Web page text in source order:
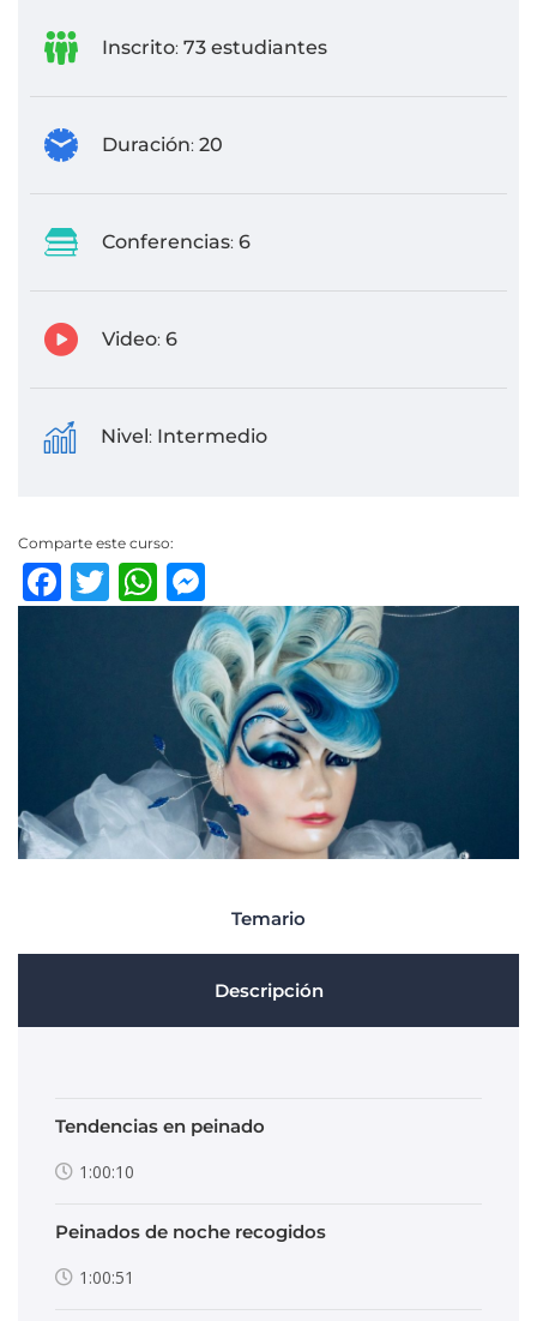
Inscrito: 73 estudiantes
Duración: 20
Conferencias: 6
Video: 6
Nivel: Intermedio
Comparte este curso:
Facebook
TwitterWhatsApp
Temario
Descripción
Tendencias en peinado
1:00:10
Peinados de noche recogidos
1:00:51